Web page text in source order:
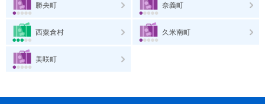
勝央町 奈義町
西粟倉村 久米南町
美咲町